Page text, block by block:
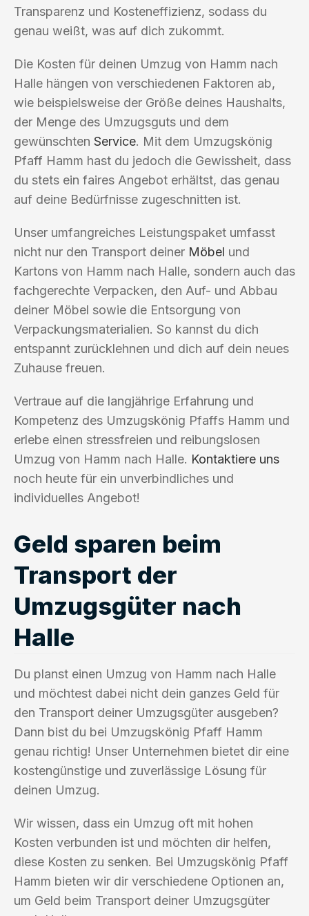
Transparenz und Kosteneffizienz, sodass du
genau weißt, was auf dich zukommt.
Die Kosten für deinen Umzug von Hamm nach
Halle hängen von verschiedenen Faktoren ab,
wie beispielsweise der Größe deines Haushalts,
der Menge des Umzugsguts und dem
gewünschten Service. Mit dem Umzugskönig
Pfaff Hamm hast du jedoch die Gewissheit, dass
du stets ein faires Angebot erhältst, das genau
auf deine Bedürfnisse zugeschnitten ist.
Unser umfangreiches Leistungspaket umfasst
nicht nur den Transport deiner Möbel und
Kartons von Hamm nach Halle, sondern auch das
fachgerechte Verpacken, den Auf- und Abbau
deiner Möbel sowie die Entsorgung von
Verpackungsmaterialien. So kannst du dich
entspannt zurücklehnen und dich auf dein neues
Zuhause freuen.
Vertraue auf die langjährige Erfahrung und
Kompetenz des Umzugskönig Pfaffs Hamm und
erlebe einen stressfreien und reibungslosen
Umzug von Hamm nach Halle. Kontaktiere uns
noch heute für ein unverbindliches und
individuelles Angebot!
Geld sparen beim
Transport der
Umzugsgüter nach
Halle
Du planst einen Umzug von Hamm nach Halle
und möchtest dabei nicht dein ganzes Geld für
den Transport deiner Umzugsgüter ausgeben?
Dann bist du bei Umzugskönig Pfaff Hamm
genau richtig! Unser Unternehmen bietet dir eine
kostengünstige und zuverlässige Lösung für
deinen Umzug.
Wir wissen, dass ein Umzug oft mit hohen
Kosten verbunden ist und möchten dir helfen,
diese Kosten zu senken. Bei Umzugskönig Pfaff
Hamm bieten wir dir verschiedene Optionen an,
um Geld beim Transport deiner Umzugsgüter